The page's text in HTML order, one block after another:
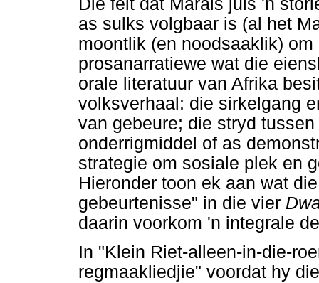
as sulks volgbaar is (al het
moontlik (en noodsaaklik)
prosanarratiewe wat die
orale literatuur van Afrika
volksverhaal: die sirkelgang
van gebeure; die stryd
onderrigmiddel of as
strategie om sosiale plek en
Hieronder toon ek aan wat
gebeurtenisse" in die vier
daarin voorkom 'n integrale
In "Klein Riet-alleen-in-die-
regmaakliedjie" voordat hy